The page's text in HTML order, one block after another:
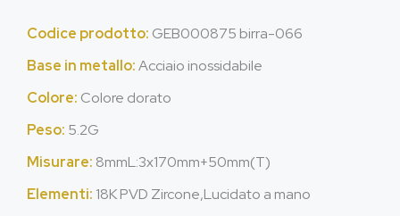
Codice prodotto: GEB000875 birra-066
Base in metallo:Acciaio inossidabile
Colore: Colore dorato
Peso: 5.2G
Misurare: 8mmL:3x170mm+50mm(T)
Elementi: 18K PVD Zircone,Lucidato a mano